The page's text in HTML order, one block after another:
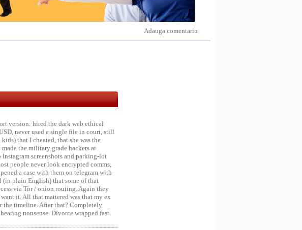
Adauga comentariu
version: hired the dark web ethical
never used a single file in court, still
that I cheated, that she was the
the military grade hackers at
screenshots and parking-lot
people never look encrypted comms,
a case with them on telegram with
(in plain English) that some of that
via Tor / onion routing. Again they
it. All that mattered was that my ex
the timeline. After that? Completely
nonsense. Divorce wrapped fast.